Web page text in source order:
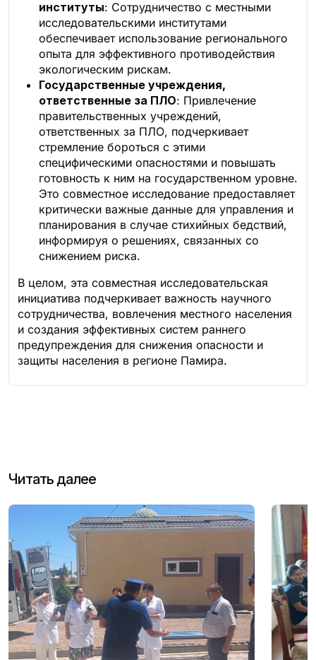
институты: Сотрудничество с местными
исследовательскими институтами
обеспечивает использование регионального
опыта для эффективного противодействия
экологическим рискам.
Государственные учреждения,
ответственные за ПЛО: Привлечение
правительственных учреждений,
ответственных за ПЛО, подчеркивает
стремление бороться с этими
специфическими опасностями и повышать
готовность к ним на государственном уровне.
Это совместное исследование предоставляет
критически важные данные для управления и
планирования в случае стихийных бедствий,
информируя о решениях, связанных со
снижением риска.
В целом, эта совместная исследовательская
инициатива подчеркивает важность научного
сотрудничества, вовлечения местного населения
и создания эффективных систем раннего
предупреждения для снижения опасности и
защиты населения в регионе Памира.
Читать далее